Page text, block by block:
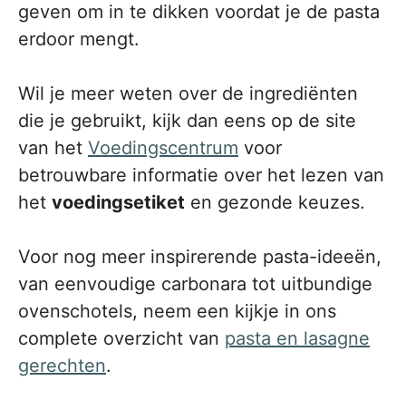
geven om in te dikken voordat je de pasta
erdoor mengt.
Wil je meer weten over de ingrediënten
die je gebruikt, kijk dan eens op de site
van het Voedingscentrum voor
betrouwbare informatie over het lezen van
het voedingsetiket en gezonde keuzes.
Voor nog meer inspirerende pasta-ideeën,
van eenvoudige carbonara tot uitbundige
ovenschotels, neem een kijkje in ons
complete overzicht van pasta en lasagne
gerechten.